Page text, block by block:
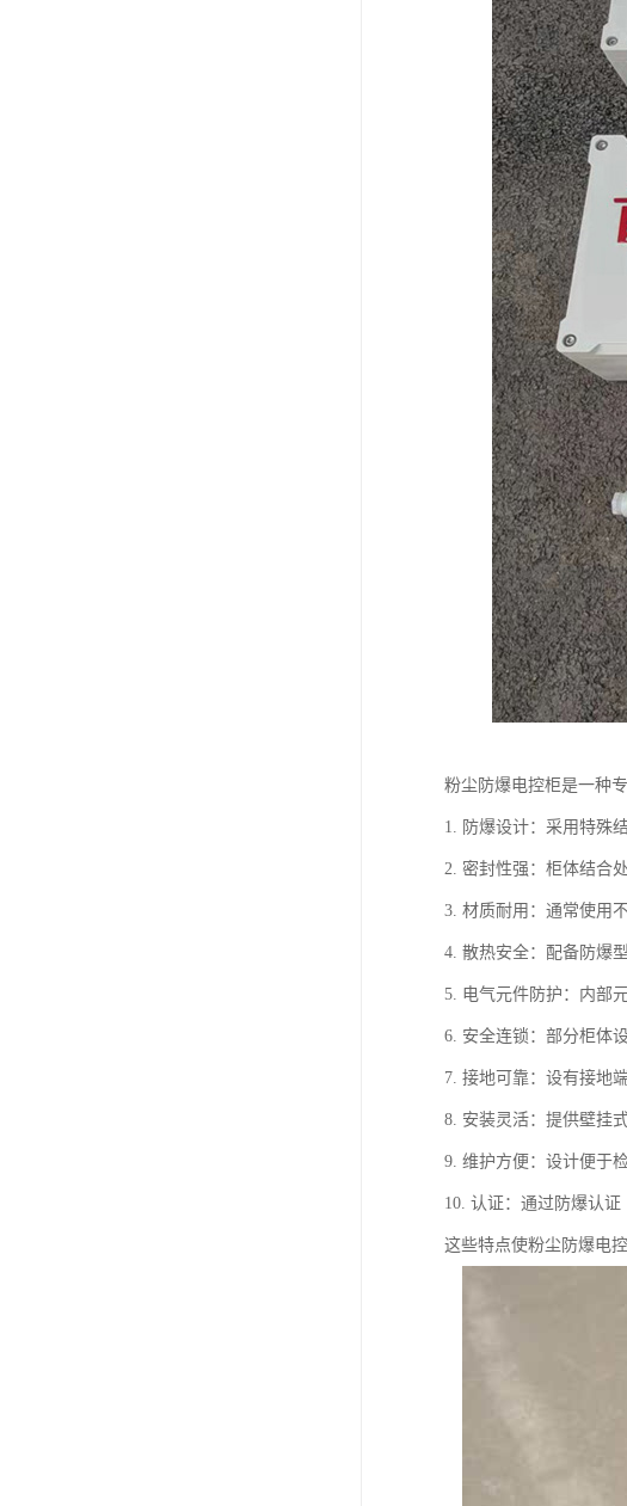
粉尘防爆电控柜是一种
1. 防爆设计：采用特殊
2. 密封性强：柜体结合
3. 材质耐用：通常使用
4. 散热安全：配备防爆
5. 电气元件防护：内部
6. 安全连锁：部分柜体
7. 接地可靠：设有接地
8. 安装灵活：提供壁挂
9. 维护方便：设计便于
10. 认证：通过防爆认证
这些特点使粉尘防爆电